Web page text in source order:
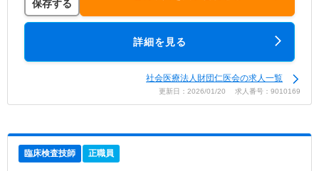
保存する
詳細を見る
社会医療法人財団仁医会の求人一覧
更新日：2026/01/20 求人番号：9010169
臨床検査技師 正職員